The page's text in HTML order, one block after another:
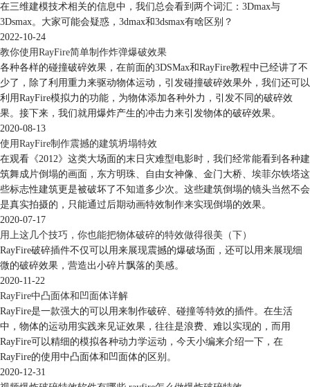
图4：使用命令选择集选取
精细化选取碎片
最后，对于精细化碎片的选取，用户可以直接单击目标破碎物体中的一块
或多块碎片，实现快速的选取与移动。
一般情况下，用户需要使用鼠标光标选取法或3DS Max命令选择集选取法
来选取整个目标物体，获得其整体碎片分布，然后才能进行碎片的精细化
选取。
在三维建模技术相关的信息中，我们总会看到两个词汇：3Dmax与
3Dsmax。大家可能会疑惑，3dmax和3dsmax有啥区别？
2022-10-24
教你使用RayFire简单制作炸弹爆破效果
各种各样的碰撞破碎效果，在前面的3DSMax和RayFire教程中已经讲了不
少了，除了利用重力来驱动物体运动，引发碰撞破碎效果外，我们还可以
利用RayFire模拟力的功能，为物体添加各种外力，引发不同的破碎效
果。接下来，我们就用爆炸产生的冲击力来引发物体的破碎效果。
2020-08-13
使用RayFire制作震撼的建筑坍塌特效
在观看《2012》这类大场面的末日灾难型电影时，我们经常能看到各种建
筑舞成片倒塌的画面，东方明珠、自由女神像、金门大桥、埃菲尔铁塔这
些标志性建筑更是被破坏了不知道多少次。这些建筑倒塌的镜头当然不会
是真实拍摄的，只能通过后期动画特效制作来实现倒塌的效果。
2020-07-17
用上这几个技巧，你也能把物体破碎的特效做得很美（下）
RayFire破碎插件不仅可以用来展现震撼的爆破场面，还可以用来展现细
微的破碎效果，营造出小碎片飘落的美感。
2020-11-22
RayFire中凸面体和凹面体详解
RayFire是一款强大的可以用来制作破碎、碰撞等特效的插件。在生活
中，物体的运动用实践来见证效果，往往是浪费、难以实现的，而用
RayFire可以精细的模拟各种动力学运动，今天小编来介绍一下，在
RayFire的使用中凸面体和凹面体的区别。
2020-12-31